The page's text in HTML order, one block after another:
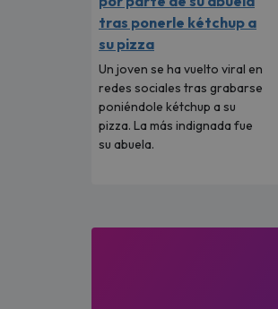
tras ponerle kétchup a
su pizza
Un joven se ha vuelto viral en
redes sociales tras grabarse
poniéndole kétchup a su
pizza. La más indignada fue
su abuela.